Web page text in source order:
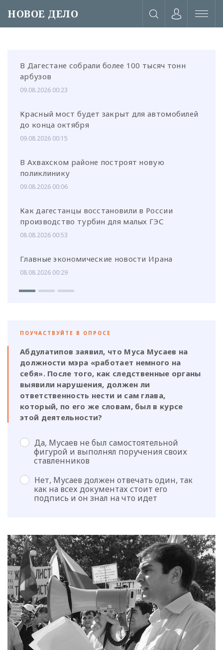
НОВОЕ ДЕЛО
В Дагестане собрали более 100 тысяч тонн
арбузов
09.08.2026 00:23
Красный мост будет закрыт для автомобилей
до конца октября
09.08.2026 00:15
В Ахвахском районе построят новую
поликлинику
09.08.2026 00:06
Как дагестанцы восстановили в России
производство турбин для малых ГЭС
08.08.2026 00:53
Главные экономические новости Ирана
08.08.2026 00:29
ПОУЧАСТВУЙТЕ В ОПРОСЕ
Абдулатипов заявил, что Муса Мусаев на
должности мэра «работает немного на
себя». После того, как следственные органы
выявили нарушения, должен ли
ответственность нести и сам глава,
который, по его же словам, был в курсе
этой деятельности?
Да, Мусаев не был самостоятельной
фигурой и выполнял поручения своих
ставленников
Нет, Мусаев должен отвечать один, так
как на всех документах стоит его
подпись и он знал на что идет